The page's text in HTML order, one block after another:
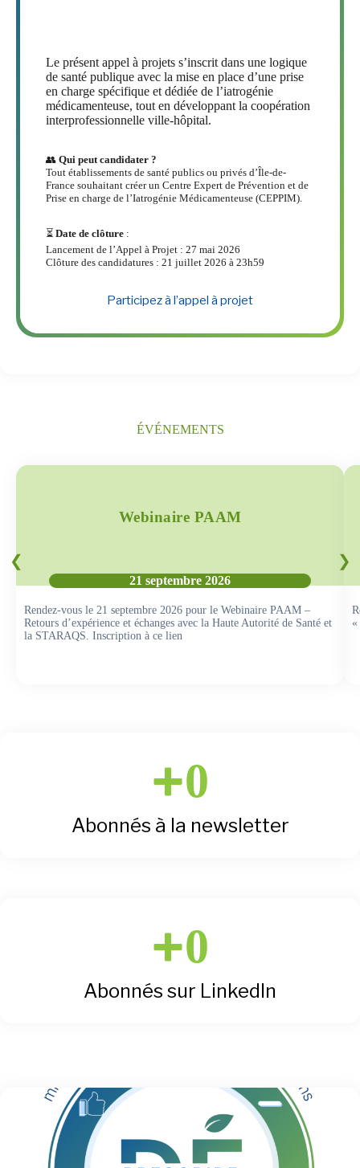
Le présent appel à projets s’inscrit dans une logique
de santé publique avec la mise en place d’une prise
en charge spécifique et dédiée de l’iatrogénie
médicamenteuse, tout en développant la coopération
interprofessionnelle ville-hôpital.
👥 Qui peut candidater ?
Tout établissements de santé publics ou privés d’Île-de-
France souhaitant créer un Centre Expert de Prévention et de
Prise en charge de l’Iatrogénie Médicamenteuse (CEPPIM).
⏳ Date de clôture :
Lancement de l’Appel à Projet : 27 mai 2026
Clôture des candidatures : 21 juillet 2026 à 23h59
Participez à l’appel à projet
ÉVÉNEMENTS
Webinaire PAAM
21 septembre 2026
Rendez-vous le 21 septembre 2026 pour le Webinaire PAAM –
Retours d’expérience et échanges avec la Haute Autorité de Santé et
la STARAQS. Inscription à ce lien
+0
Abonnés à la newsletter
+0
Abonnés sur LinkedIn